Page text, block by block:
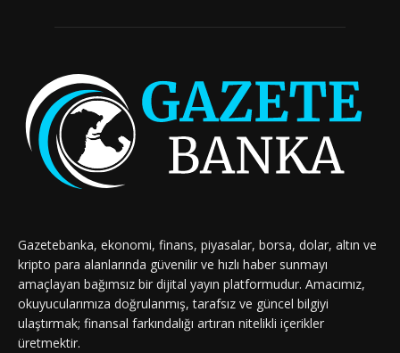
Gazetebanka, ekonomi, finans, piyasalar, borsa, dolar, altın ve
kripto para alanlarında güvenilir ve hızlı haber sunmayı
amaçlayan bağımsız bir dijital yayın platformudur. Amacımız,
okuyucularımıza doğrulanmış, tarafsız ve güncel bilgiyi
ulaştırmak; finansal farkındalığı artıran nitelikli içerikler
üretmektir.